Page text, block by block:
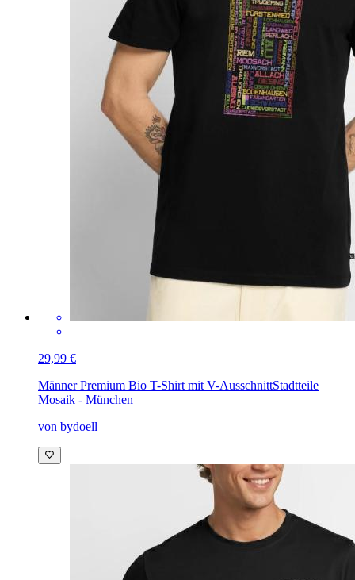
29,99 €
Männer Premium Bio T-Shirt mit V-AusschnittStadtteile
Mosaik - München
von bydoell